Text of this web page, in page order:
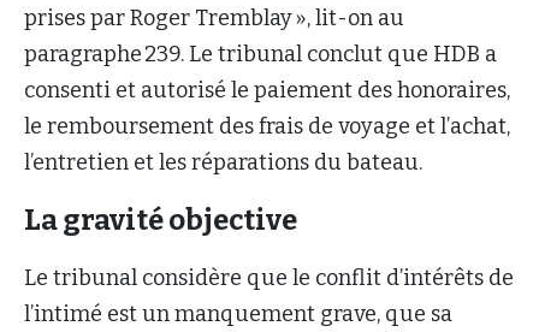
prises par Roger Tremblay », lit-on au
paragraphe 239. Le tribunal conclut que HDB a
consenti et autorisé le paiement des honoraires,
le remboursement des frais de voyage et l’achat,
l’entretien et les réparations du bateau.
La gravité objective
Le tribunal considère que le conflit d’intérêts de
l’intimé est un manquement grave, que sa